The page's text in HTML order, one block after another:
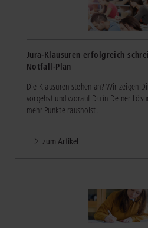
Jura-Klausuren erfolgreich
Notfall-Plan
Die Klausuren stehen an? Wir zeigen
vorgehst und worauf Du in Deiner
mehr Punkte rausholst.
zum Artikel